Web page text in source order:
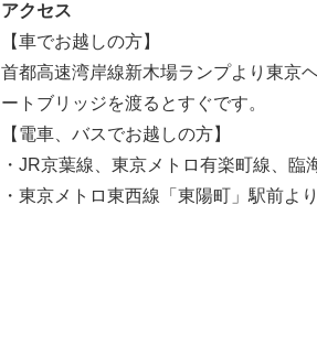
アクセス
【車でお越しの方】
首都高速湾岸線新木場ランプより東京
ートブリッジを渡るとすぐです。
【電車、バスでお越しの方】
・JR京葉線、東京メトロ有楽町線、
・東京メトロ東西線「東陽町」駅前よ